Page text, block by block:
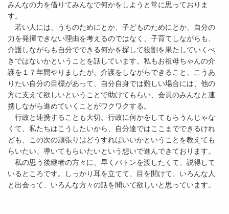
みんなの力を借りてみんなで何かをしようと常に思っておりま
す。
若い人には、うちのためにとか、子どものためにとか、自分の
力を発揮できない理由を考えるのではなく、子育てしながらも、
介護しながらも自分でできる何かを探して役割を果たしていくべ
きではないかということを話しています。私もお祖母ちゃんの介
護を１７年間やりましたが、介護をしながらできること、こうあ
りたい自分の目標があって、自分自身では難しい場合には、他の
方に支えて欲しいということで助けてもらい、会員のみんなと連
携しながら進めていくことがワクワクする。
行政と連携することも大切。行政に何かをしてもらうんじゃな
くて、私たちはこうしたいから、自分達ではここまでできるけれ
ども、この次の頑張りはどうすればいいかということを教えても
らいたい、導いてもらいたいという想いで進んできております。
私の思う後継者の方々に、早くバトンを渡したくて、説得して
いるところです。しっかり耳を立てて、目を開けて、いろんな人
と出会って、いろんな方々の話を聞いて欲しいと思っています。